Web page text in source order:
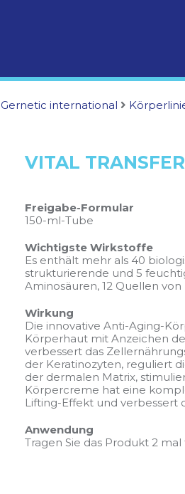
Gernetic international
VITAL
Freigabe-Formular
150-ml-Tube
Wichtigste Wirkstoffe
Es enthält mehr als 40
strukturierende und 5
Aminosäuren, 12 Quellen
Wirkung
Die innovative Anti-Aging-
Körperhaut mit Anzeichen
verbessert das
der Keratinozyten, reguliert
der dermalen Matrix,
Körpercreme hat eine
Lifting-Effekt und verbessert
Anwendung
Tragen Sie das Produkt 2